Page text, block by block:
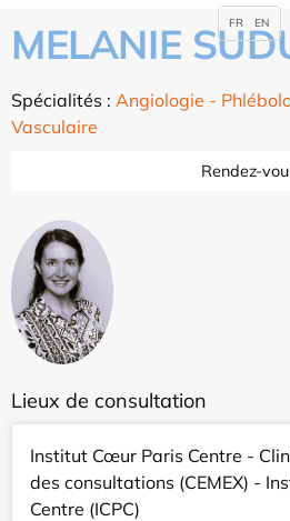
MELANIE
Spécialités : Angiologie -
Vasculaire
Rendez-
Lieux de consultation
Institut Cœur Paris Centre -
des consultations (CEMEX) -
Centre (ICPC)
FR EN